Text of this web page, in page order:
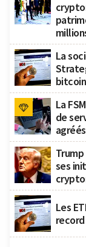
La
La
de
agréés
ses
Les